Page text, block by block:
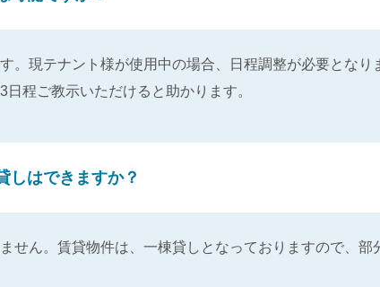
。現テナント様が使用中の場合、日程調整が必要となり
日程ご教示いただけると助かります。
しはできますか？
せん。賃貸物件は、一棟貸しとなっておりますので、部